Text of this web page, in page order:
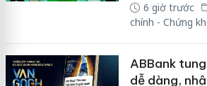
6 giờ trước
chính - Chứng
ABBank
dễ dàng,